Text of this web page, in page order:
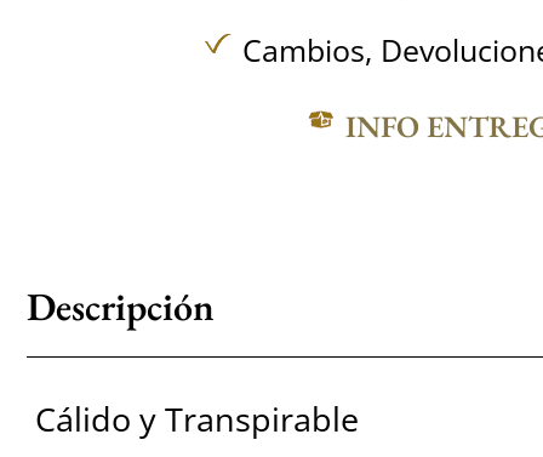
Cambios,
INFO
Descripción
Cálido y Transpirable